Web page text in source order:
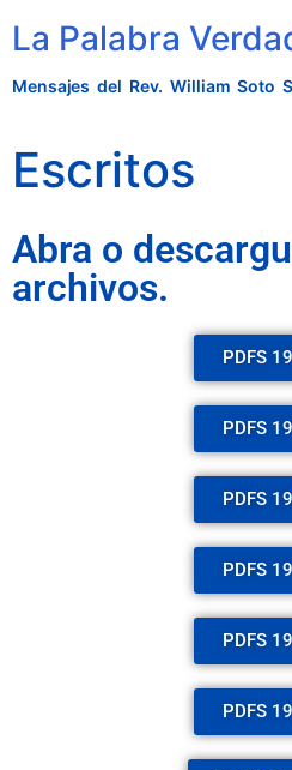
La Palabra
Mensajes del Rev. William Soto
Escritos
Abra o
archivos.
PDFS
PDFS
PDFS
PDFS
PDFS
PDFS